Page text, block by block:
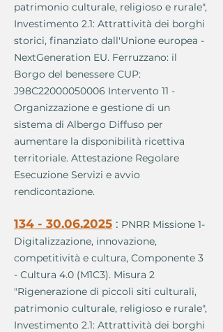
patrimonio culturale, religioso e rurale",
Investimento 2.1: Attrattività dei borghi
storici, finanziato dall'Unione europea -
NextGeneration EU. Ferruzzano: il
Borgo del benessere CUP:
J98C22000050006 Intervento 11 -
Organizzazione e gestione di un
sistema di Albergo Diffuso per
aumentare la disponibilità ricettiva
territoriale. Attestazione Regolare
Esecuzione Servizi e avvio
rendicontazione.
134 - 30.06.2025 : PNRR Missione 1-
Digitalizzazione, innovazione,
competitività e cultura, Componente 3
- Cultura 4.0 (M1C3). Misura 2
"Rigenerazione di piccoli siti culturali,
patrimonio culturale, religioso e rurale",
Investimento 2.1: Attrattività dei borghi